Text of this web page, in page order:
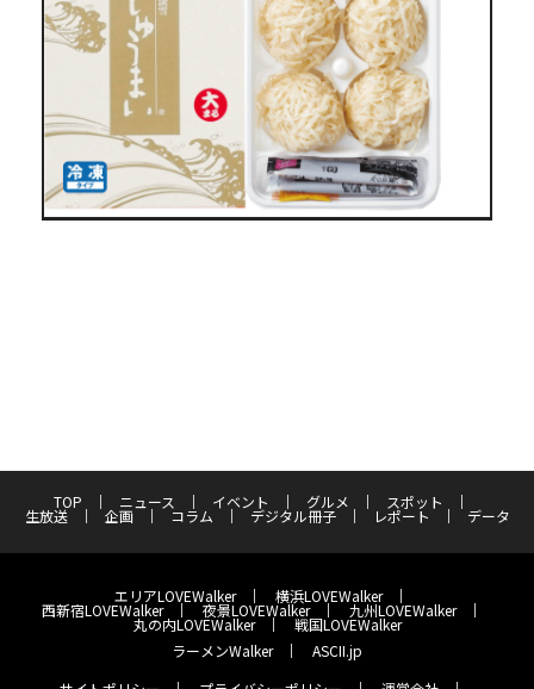
TOP ニュース イベント グルメ スポット
生放送 企画 コラム デジタル冊子 レポート データ
エリアLOVEWalker 横浜LOVEWalker
西新宿LOVEWalker 夜景LOVEWalker 九州LOVEWalker
丸の内LOVEWalker
戦国LOVEWalker
ラーメンWalker
ASCII.jp